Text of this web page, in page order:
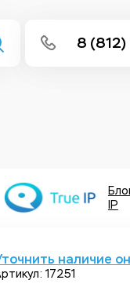
8 (812)
IP
наличие
17251